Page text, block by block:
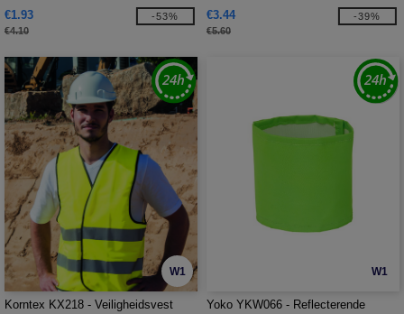
€1.93
€4.10
-53%
€3.44
€5.60
-39%
W1
Korntex KX218 - Veiligheidsvest
W1
Yoko YKW066 - Reflecterende